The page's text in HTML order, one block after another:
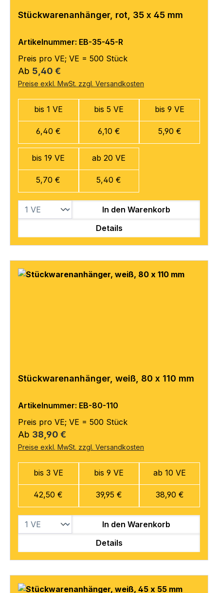
Stückwarenanhänger, rot, 35 x 45 mm
Artikelnummer: EB-35-45-R
Preis pro VE; VE = 500 Stück
Regulärer Preis:
Ab 5,40 €
Preise exkl. MwSt. zzgl. Versandkosten
bis 1 VE
6,40 €
bis 5 VE
6,10 €
bis 9 VE
5,90 €
bis 19 VE
5,70 €
ab 20 VE
5,40 €
In den Warenkorb
Details
Stückwarenanhänger, weiß, 80 x 110 mm
Artikelnummer: EB-80-110
Preis pro VE; VE = 500 Stück
Regulärer Preis:
Ab 38,90 €
Preise exkl. MwSt. zzgl. Versandkosten
bis 3 VE
42,50 €
bis 9 VE
39,95 €
ab 10 VE
38,90 €
In den Warenkorb
Details